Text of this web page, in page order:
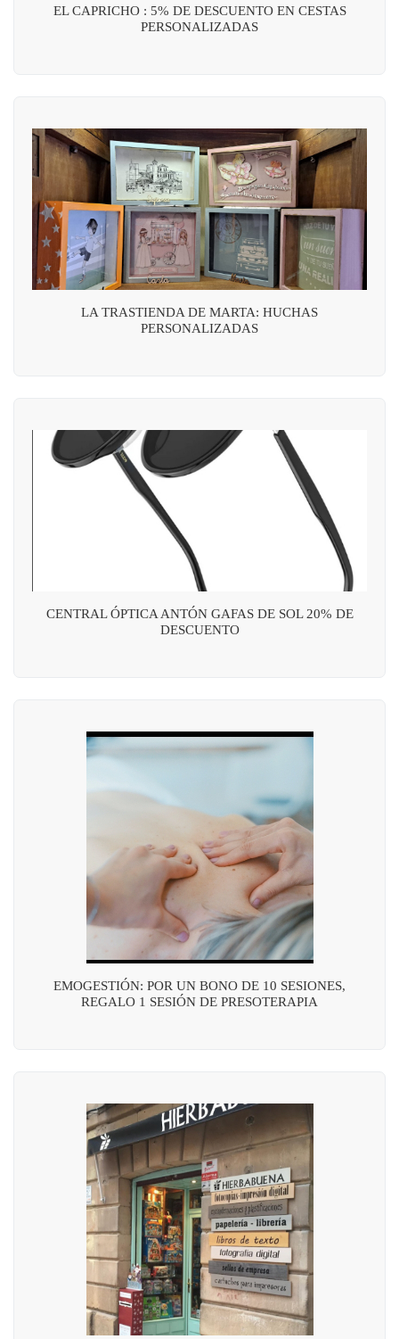
EL CAPRICHO : 5% DE DESCUENTO EN CESTAS
PERSONALIZADAS
LA TRASTIENDA DE MARTA: HUCHAS
PERSONALIZADAS
CENTRAL ÓPTICA ANTÓN GAFAS DE SOL 20% DE
DESCUENTO
EMOGESTIÓN: POR UN BONO DE 10 SESIONES,
REGALO 1 SESIÓN DE PRESOTERAPIA